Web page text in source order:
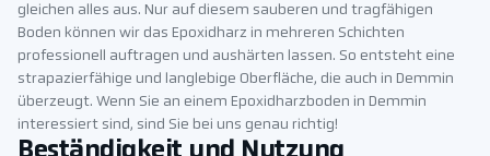
gleichen alles aus. Nur auf diesem sauberen und tragfähigen
Boden können wir das Epoxidharz in mehreren Schichten
professionell auftragen und aushärten lassen. So entsteht eine
strapazierfähige und langlebige Oberfläche, die auch in Demmin
überzeugt. Wenn Sie an einem Epoxidharzboden in Demmin
interessiert sind, sind Sie bei uns genau richtig!